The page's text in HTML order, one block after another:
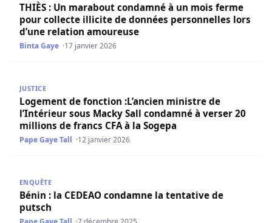
THIÈS : Un marabout condamné à un mois ferme
pour collecte illicite de données personnelles lors
d’une relation amoureuse
Binta Gaye 17 janvier 2026
JUSTICE
Logement de fonction :L’ancien ministre de
l’Intérieur sous Macky Sall condamné à verser 20
millions de francs CFA à la Sogepa
Pape Gaye Tall 12 janvier 2026
ENQUÊTE
Bénin : la CEDEAO condamne la tentative de
putsch